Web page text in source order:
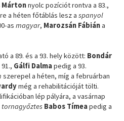
Mártonnyolc pozíciót rontva a 83.,
a héten főtáblás lesz aspanyol
asmagyar, Marozsán Fábiána
a 89. és a 93. hely között: Bondár
91., Gálfi Dalmapedig a 93.
szerepel a héten, míg a februárban
még a rehabilitációját tölti.
lép pályára, a vasárnap
tornagyőztes Babos Tímeapedig a